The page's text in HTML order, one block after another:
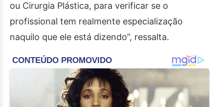
ou Cirurgia Plástica, para verificar se o
profissional tem realmente especialização
naquilo que ele está dizendo”, ressalta.